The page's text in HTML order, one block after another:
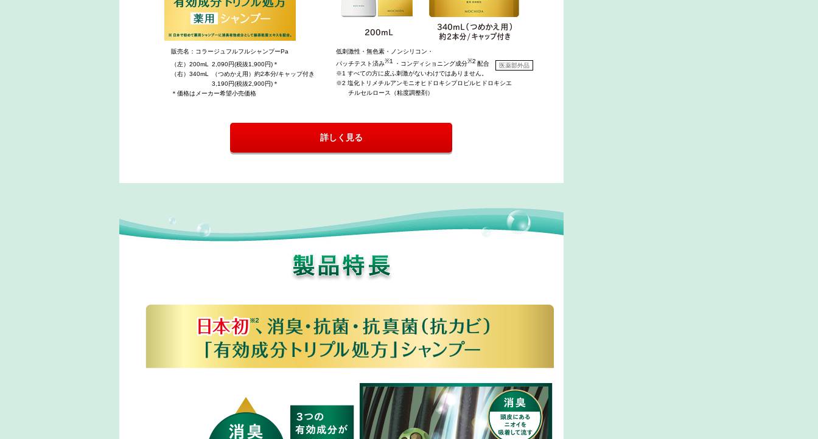
販売名：コラージュフルフルシャンプーPa
（左）200mL
2,090円(税抜1,900円)＊
（右）340mL
（つめかえ用）約2本分/キャップ付き
3,190円(税抜2,900円)＊
＊価格はメーカー希望小売価格
低刺激性・無色素・ノンシリコン・
パッチテスト済み※1 ・コンディショニング成分※2 配合
医薬部外品
※1 すべての方に皮ふ刺激がないわけではありません。
※2 塩化トリメチルアンモニオヒドロキシプロピルヒドロキシエ
チルセルロース（粘度調整剤）
詳しく見る